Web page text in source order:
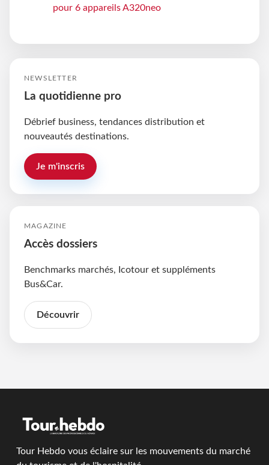
pour 6 appareils A320neo
NEWSLETTER
La quotidienne pro
Débrief business, tendances distribution et
nouveautés destinations.
Je m'inscris
MAGAZINE
Accès dossiers
Benchmarks marchés, Icotour et suppléments
Bus&Car.
Découvrir
Tour Hebdo vous éclaire sur les mouvements du marché